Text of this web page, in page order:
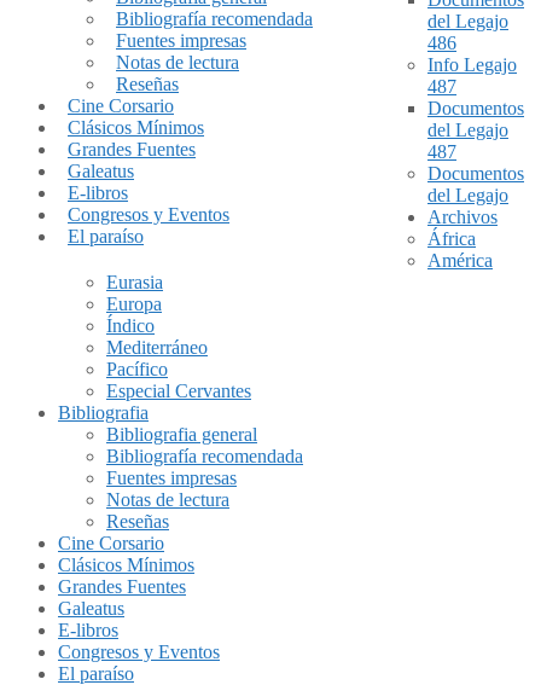
Bibliografía recomendada
Fuentes impresas
Notas de lectura
Reseñas
Cine Corsario
Clásicos Mínimos
Grandes Fuentes
Galeatus
E-libros
Congresos y Eventos
El paraíso
del Legajo
486
Info Legajo
487
Documentos
del Legajo
487
Documentos
del Legajo
Archivos
África
América
Eurasia
Europa
Índico
Mediterráneo
Pacífico
Especial Cervantes
Bibliografia
Bibliografia general
Bibliografía recomendada
Fuentes impresas
Notas de lectura
Reseñas
Cine Corsario
Clásicos Mínimos
Grandes Fuentes
Galeatus
E-libros
Congresos y Eventos
El paraíso